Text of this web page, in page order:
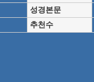
성경본문
추천수